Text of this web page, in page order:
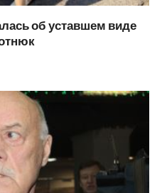
об уставшем виде